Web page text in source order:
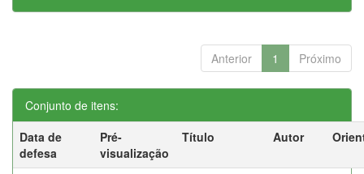
Anterior 1 Próximo
Conjunto de itens:
Data de
defesa
Pré-
visualização
Título Autor